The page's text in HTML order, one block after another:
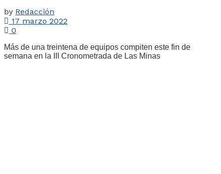
by Redacción
17 marzo 2022
0
Más de una treintena de equipos compiten este fin de
semana en la III Cronometrada de Las Minas